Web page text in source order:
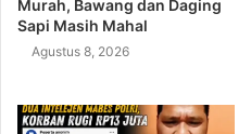
Murah, Bawang dan Daging
Sapi Masih Mahal
Agustus 8, 2026